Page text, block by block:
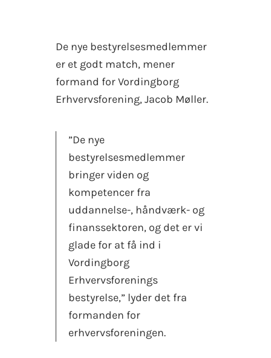
De nye bestyrelsesmedlemmer
er et godt match, mener
formand for Vordingborg
Erhvervsforening, Jacob Møller.
”De nye
bestyrelsesmedlemmer
bringer viden og
kompetencer fra
uddannelse-, håndværk- og
finanssektoren, og det er vi
glade for at få ind i
Vordingborg
Erhvervsforenings
bestyrelse,” lyder det fra
formanden for
erhvervsforeningen.